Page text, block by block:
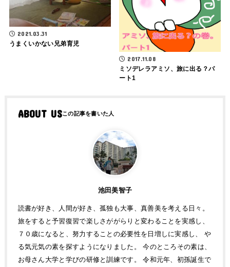
2021.03.31
うまくいかない兄弟育児
2017.11.08
ミソデレラアミソ、旅に出る？パ
ート1
ABOUT US
池田美智子
読書が好き、人間が好き、孤独も大事、真善美を考える日々。
旅をすると予習復習で楽しさががらりと変わることを実感し、
７０歳になると、努力することの必要性を日増しに実感し、 や
る気元気の素を探すようになりました。 今のところその素は、
お母さん大学と学びの研修と訓練です。 令和元年、初孫誕生で